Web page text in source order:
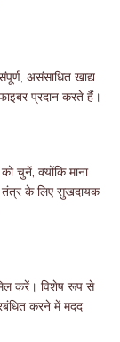
असंसाधित खाद्य
प्रदान करते हैं।
चुनें, क्योंकि माना
तंत्र के लिए सुखदायक
करें। विशेष रूप से
करने में मदद